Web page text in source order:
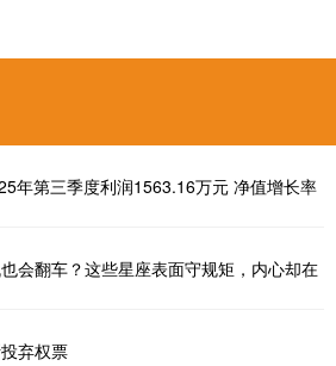
年第三季度利润1563.16万元 净值增长率
会翻车？这些星座表面守规矩，内心却在
弃权票